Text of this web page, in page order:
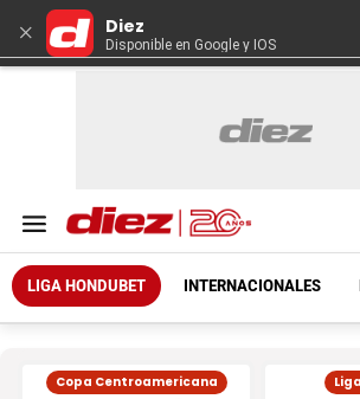
× Diez
Disponible en Google y IOS
LIGA HONDUBET INTERNACIONALES
Copa Centroamericana